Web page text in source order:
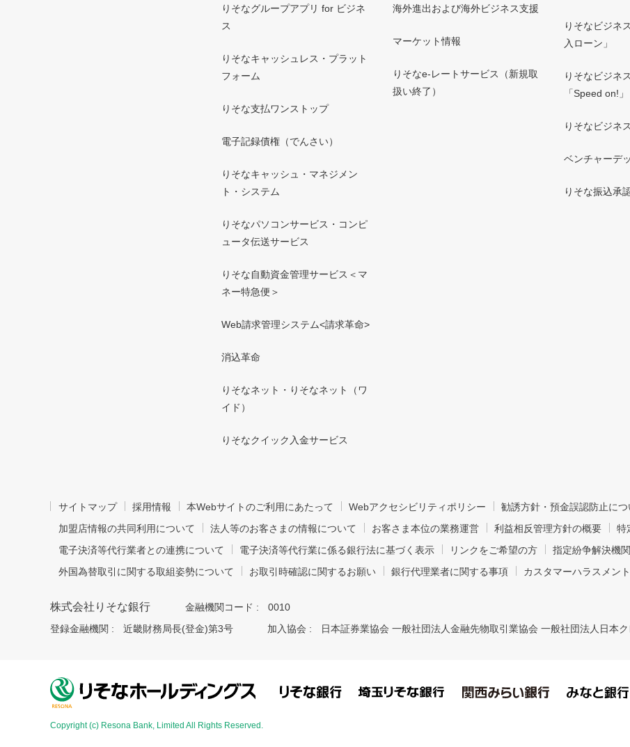
りそなグループアプリ for ビジネ
ス
りそなキャッシュレス・プラット
フォーム
りそな支払ワンストップ
電子記録債権（でんさい）
りそなキャッシュ・マネジメン
ト・システム
りそなパソコンサービス・コンピ
ュータ伝送サービス
りそな自動資金管理サービス＜マ
ネー特急便＞
Web請求管理システム<請求革命>
消込革命
りそなネット・りそなネット（ワ
イド）
りそなクイック入金サービス
海外進出および海外ビジネス支援
マーケット情報
りそなe-レートサービス（新規取
扱い終了）
りそなビジネ
入ローン」
りそなビジネ
「Speed on!」
りそなビジネ
ベンチャーデ
りそな振込承
サイトマップ 採用情報 本Webサイトのご利用にあたって Webアクセシビリティポリシー 勧誘方針・預金誤認防止につ
加盟店情報の共同利用について
法人等のお客さまの情報について お客さま本位の業務運営 利益相反管理方針の概要 特
電子決済等代行業者との連携について
電子決済等代行業に係る銀行法に基づく表示 リンクをご希望の方 指定紛争解決機関
外国為替取引に関する取組姿勢について
お取引時確認に関するお願い 銀行代理業者に関する事項 カスタマーハラスメン
株式会社りそな銀行 金融機関コード :
0010
登録金融機関 :
近畿財務局長(登金)第3号 加入協会 : 日本証券業協会 一般社団法人金融先物取引業協会 一般社団法人日本
Copyright (c) Resona Bank, Limited All Rights Reserved.